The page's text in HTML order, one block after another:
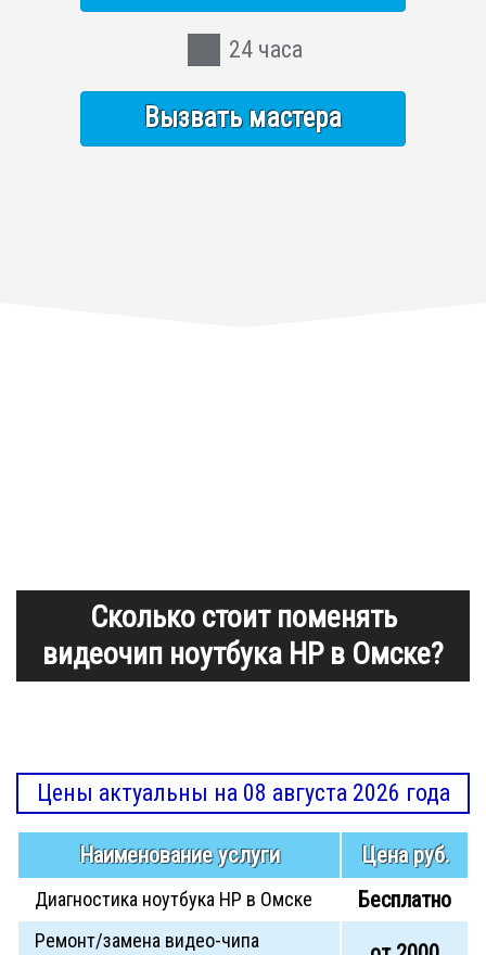
24 часа
Вызвать мастера
Сколько стоит поменять
видеочип ноутбука HP в Омске?
Цены актуальны на 08 августа 2026 года
Наименование услуги Цена руб.
Диагностика ноутбука HP в Омске Бесплатно
Ремонт/замена видео-чипа